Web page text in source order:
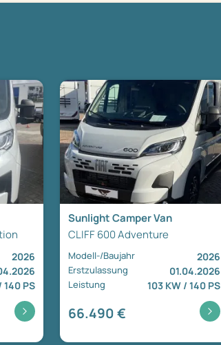
2026
140 PS
Sunlight Camper Van
CLIFF 600 Adventure
Modell-/Baujahr 2026
Erstzulassung 01.04.2026
Leistung 103 KW / 140 PS
66.490 €